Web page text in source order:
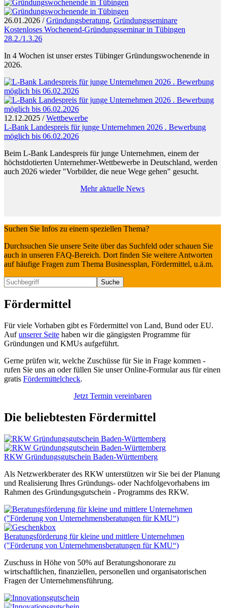
26.01.2026 /Gründungsberatung, Gründungsseminare
Kostenloses Wochenend-Gründungsseminar in Tübingen
28.2./1.3.26
In 4 Wochen ist unser erstes Tübinger Gründungswochenende in
2026.
12.12.2025 /Wettbewerbe
L-Bank Landespreis für junge Unternehmen 2026 . Bewerbung
möglich bis 06.02.2026
Beim L-Bank Landespreis für junge Unternehmen, einem der
höchstdotierten Unternehmer-Wettbewerbe in Deutschland, werden
auch 2026 wieder "Vorbilder, die neue Wege gehen" gesucht.
Mehr aktuelle News
Suchen Sie Infos zu einem speziellen Thema?
Durchsuchen Sie unsere Seite über das Suchfeld oder schauen Sie
auch in unseren FAQ-Bereich. Dort finden Sie weitere Antworten
auf häufige Fragen zum Thema Businessplan, Fördermittel, u.ä.m.
Fördermittel
Für viele Vorhaben gibt es Fördermittel von Land, Bund oder EU.
Aufunserer Seite haben wir die gängigsten Programme für
Gründungen und KMUs aufgeführt.
Gerne prüfen wir, welche Zuschüsse für Sie in Frage kommen -
rufen Sie uns an oder füllen Sie unser Online-Formular aus für einen
gratis Fördermittelcheck.
Jetzt Termin vereinbaren
Die beliebtesten Fördermittel
RKW Gründungsgutschein Baden-Württemberg
Als Netzwerkberater des RKW unterstützen wir Sie bei der Planung
und Realisierung Ihres Gründungs- oder Nachfolgevorhabens im
Rahmen des Gründungsgutschein - Programms des RKW.
Beratungsförderung für kleine und mittlere Unternehmen
("Förderung von Unternehmensberatungen für KMU“)
Zuschuss in Höhe von 50% auf Beratungshonorare zu
wirtschaftlichen, finanziellen, personellen und organisatorischen
Fragen der Unternehmensführung.